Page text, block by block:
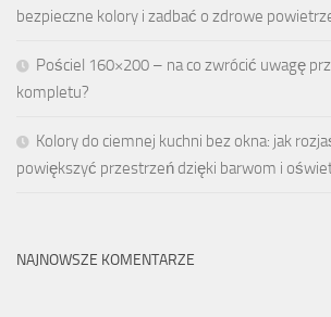
bezpieczne kolory i zadbać o zdrowe
Pościel 160×200 – na co zwrócić uwagę
kompletu?
Kolory do ciemnej kuchni bez okna: jak
powiększyć przestrzeń dzięki barwom i
NAJNOWSZE KOMENTARZE